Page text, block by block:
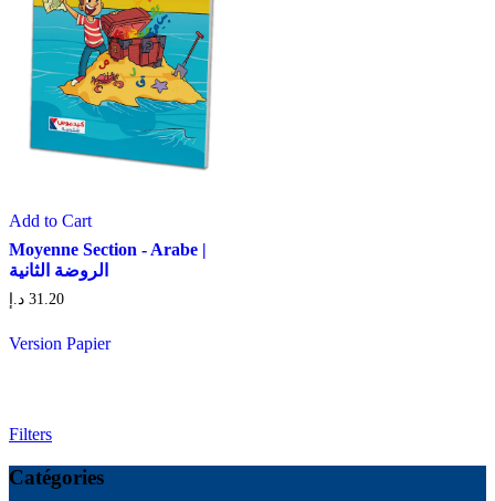
Add to Cart
Moyenne Section - Arabe |
الروضة الثانية
31.20 د.إ
Version Papier
Filters
Catégories